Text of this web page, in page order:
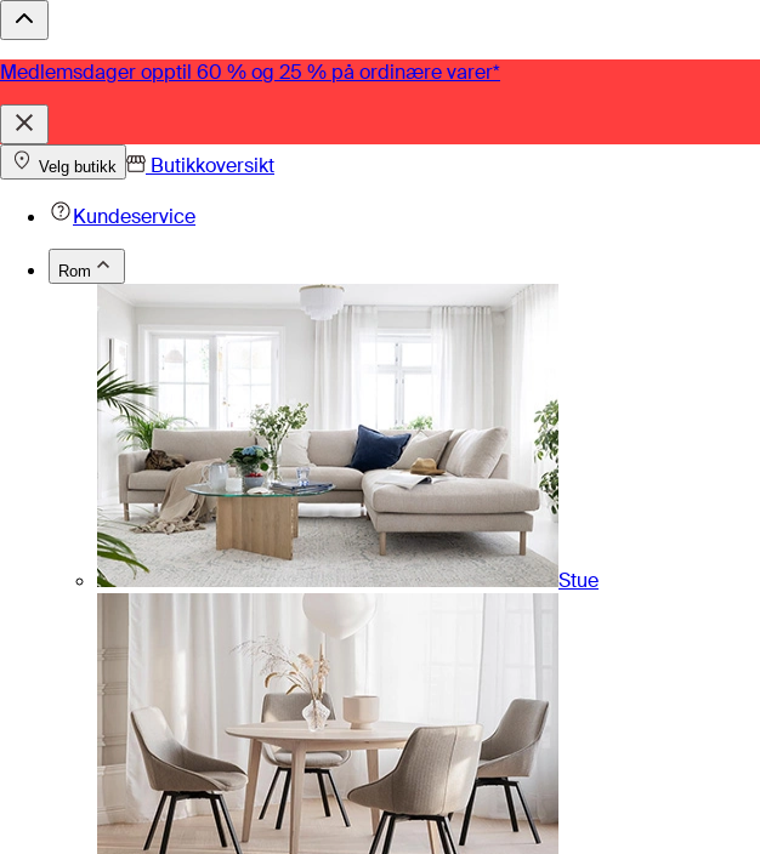
Medlemsdager opptil 60 % og 25 % på ordinære varer*
Velg butikk
Butikkoversikt
Kundeservice
Rom
Stue